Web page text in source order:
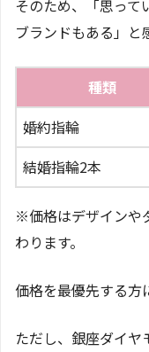
そのため、「思って
ブランドもある」と
種類
婚約指輪
結婚指輪2本
※価格はデザインや
わります。
価格を最優先する方
ただし、銀座ダイ